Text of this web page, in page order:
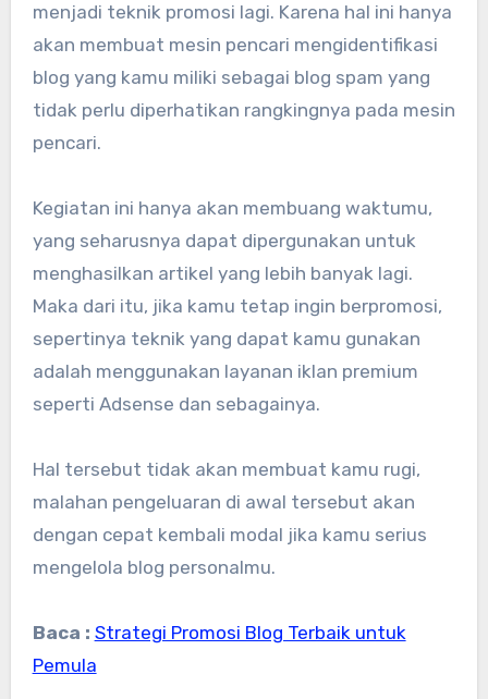
menjadi teknik promosi lagi. Karena hal ini hanya
akan membuat mesin pencari mengidentifikasi
blog yang kamu miliki sebagai blog spam yang
tidak perlu diperhatikan rangkingnya pada mesin
pencari.
Kegiatan ini hanya akan membuang waktumu,
yang seharusnya dapat dipergunakan untuk
menghasilkan artikel yang lebih banyak lagi.
Maka dari itu, jika kamu tetap ingin berpromosi,
sepertinya teknik yang dapat kamu gunakan
adalah menggunakan layanan iklan premium
seperti Adsense dan sebagainya.
Hal tersebut tidak akan membuat kamu rugi,
malahan pengeluaran di awal tersebut akan
dengan cepat kembali modal jika kamu serius
mengelola blog personalmu.
Baca : Strategi Promosi Blog Terbaik untuk
Pemula